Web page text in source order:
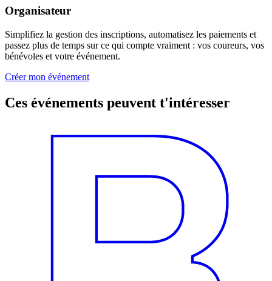
Organisateur
Simplifiez la gestion des inscriptions, automatisez les paiements et
passez plus de temps sur ce qui compte vraiment : vos coureurs, vos
bénévoles et votre événement.
Créer mon événement
Ces événements peuvent t'intéresser